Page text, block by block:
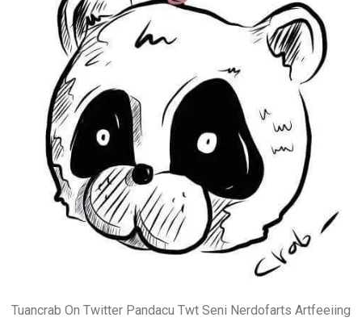
Tuancrab On Twitter Pandacu Twt Seni Nerdofarts Artfeeiing